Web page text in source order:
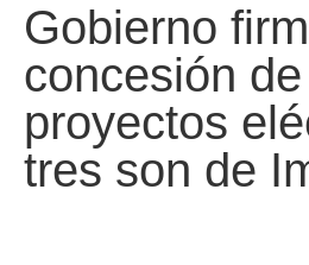
Gobierno
concesión
proyectos
tres son de